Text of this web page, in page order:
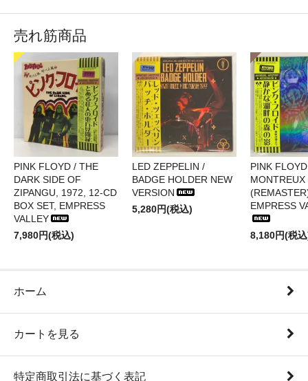
売れ筋商品
PINK FLOYD / THE
DARK SIDE OF
ZIPANGU, 1972, 12-CD
BOX SET, EMPRESS
VALLEY
7,980円(税込)
LED ZEPPELIN /
BADGE HOLDER NEW
VERSION
5,280円(税込)
PINK
EMPRESS
8,180円(税
ホーム
カートを見る
特定商取引法に基づく表記